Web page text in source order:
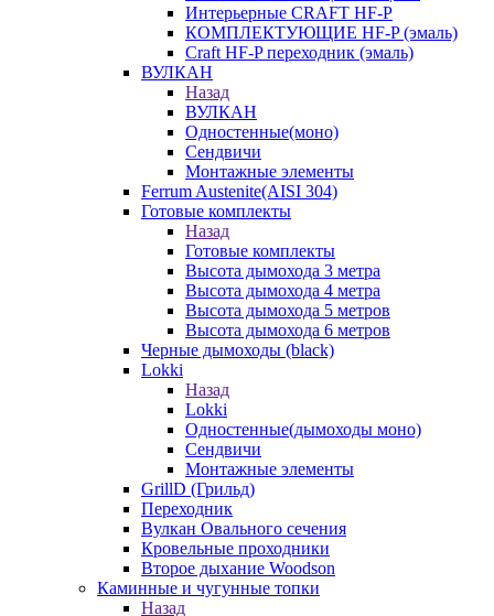
Интерьерные CRAFT HF-P
КОМПЛЕКТУЮЩИЕ HF-P (эмаль)
Craft HF-P переходник (эмаль)
ВУЛКАН
Назад
ВУЛКАН
Одностенные(моно)
Сендвичи
Монтажные элементы
Ferrum Austenite(AISI 304)
Готовые комплекты
Назад
Готовые комплекты
Высота дымохода 3 метра
Высота дымохода 4 метра
Высота дымохода 5 метров
Высота дымохода 6 метров
Черные дымоходы (black)
Lokki
Назад
Lokki
Одностенные(дымоходы моно)
Сендвичи
Монтажные элементы
GrillD (Грильд)
Переходник
Вулкан Овального сечения
Кровельные проходники
Второе дыхание Woodson
Каминные и чугунные топки
Назад